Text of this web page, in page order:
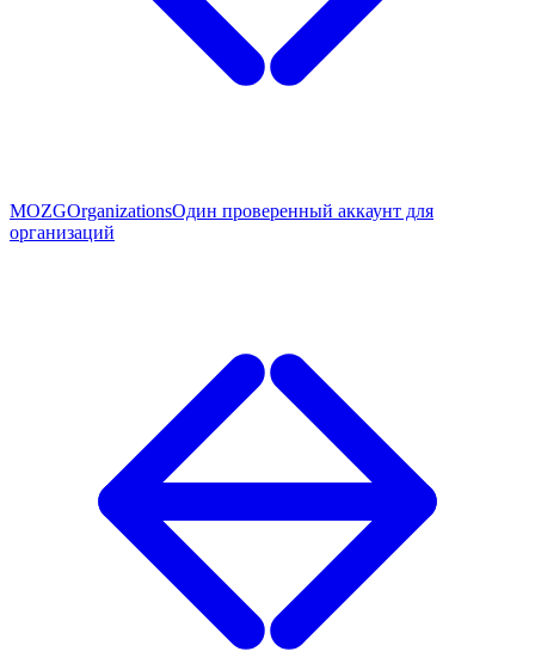
MOZGOrganizationsОдин проверенный аккаунт для
организаций